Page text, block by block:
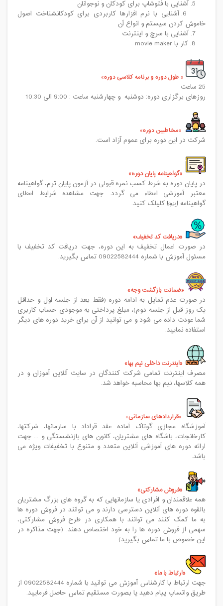
6. آشنایی با نرم افزارها کاربردی برای کودکانشناخت اصول
خاموش کردن سیستم و انواع آن
طول دوره و برنامه کلاسی دوره
25 ساعت
روزهای برگزاری دوره: دوشنبه و چهارشنبه ساعت : 9:00 الی 10:30
مخاطبین دوره
شرکت در این دوره برای عموم آزاد است.
گواهینامه پایان دوره
در پایان دوره به شرط کسب نمره قبولی در آزمون پایان ترم، گواهینامه
معتبر آموزشی اعطاء می گردد. جهت مشاهده شرایط اعطای
گواهینامه اینجاکلیلک کنید.
دریافت کد تخفیف
در صورت اعمال تخفیف به این دوره، جهت دریافت کد تخفیف با
مسئول آموزش با شماره 09022582444 تماس بگیرید.
ضمانت بازگشت وجه
در صورت عدم تمایل به ادامه دوره (فقط بعد از جلسه اول و حداقل
یک روز قبل از جلسه دوم)، مبلغ پرداختی به موجودی حساب کاربری
شما عودت داده می شود و می توانید از آن برای خرید دوره های دیگر
استفاده نمایید.
اینترنت داخلی نیم بها
مصرف اینترنت تمامی شرکت کنندگان در سایت آنلاین آموزان و در
همه کلاسها، نیم بها محاسبه خواهد شد.
قراردادهای سازمانی
آموزشگاه مجازی گوتاک آماده عقد قراداد با سازمانها، شرکتها،
کارخانجات، باشگاه های مشتریان، کانون های بازنشستگی و ... جهت
ارائه دوره های آموزشی آنلاین متعدد و متنوع با تخفیفات ویژه می
باشد.
فروش مشارکتی
همه علاقمندان و افرادی یا سازمانهایی که به گروه های بزرگ مشتریان
بالقوه دوره های آنلاین دسترسی دارند و می توانند در فروش دوره ها
به ما کمک کنند می توانند با همکاری در طرح فروش مشارکتی،
سهمی از فروش دوره ها را به خود اختصاص دهند. (جهت مذاکره در
این خصوص با ما تماس بگیرید)
ارتباط با ما
جهت ارتباط با کارشناس آموزش می توانید با شماره 09022582444 از
طریق واتساپ پیام دهید یا بصورت مستقیم تماس حاصل فرمایید.